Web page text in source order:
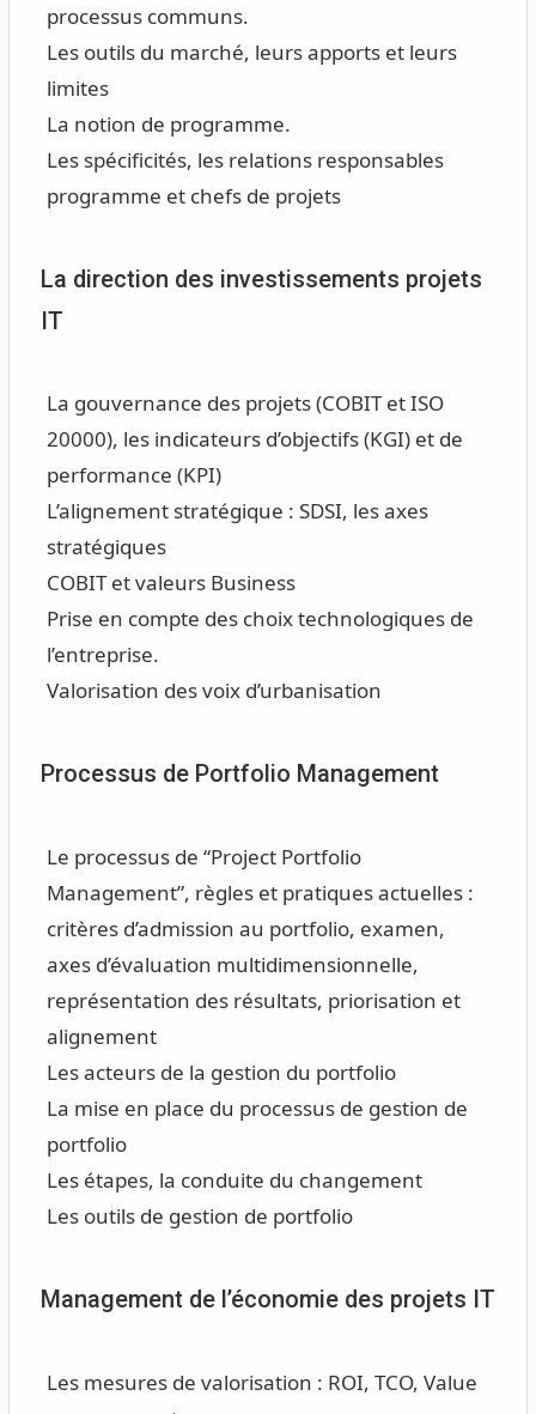
processus communs.
Les outils du marché, leurs apports et leurs
limites
La notion de programme.
Les spécificités, les relations responsables
programme et chefs de projets
La direction des investissements projets
IT
La gouvernance des projets (COBIT et ISO
20000), les indicateurs d’objectifs (KGI) et de
performance (KPI)
L’alignement stratégique : SDSI, les axes
stratégiques
COBIT et valeurs Business
Prise en compte des choix technologiques de
l’entreprise.
Valorisation des voix d’urbanisation
Processus de Portfolio Management
Le processus de “Project Portfolio
Management”, règles et pratiques actuelles :
critères d’admission au portfolio, examen,
axes d’évaluation multidimensionnelle,
représentation des résultats, priorisation et
alignement
Les acteurs de la gestion du portfolio
La mise en place du processus de gestion de
portfolio
Les étapes, la conduite du changement
Les outils de gestion de portfolio
Management de l’économie des projets IT
Les mesures de valorisation : ROI, TCO, Value